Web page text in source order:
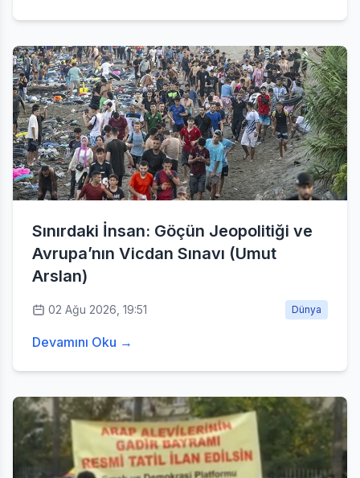
Sınırdaki İnsan: Göçün Jeopolitiği ve
Avrupa’nın Vicdan Sınavı (Umut
Arslan)
02 Ağu 2026, 19:51 Dünya
Devamını Oku →